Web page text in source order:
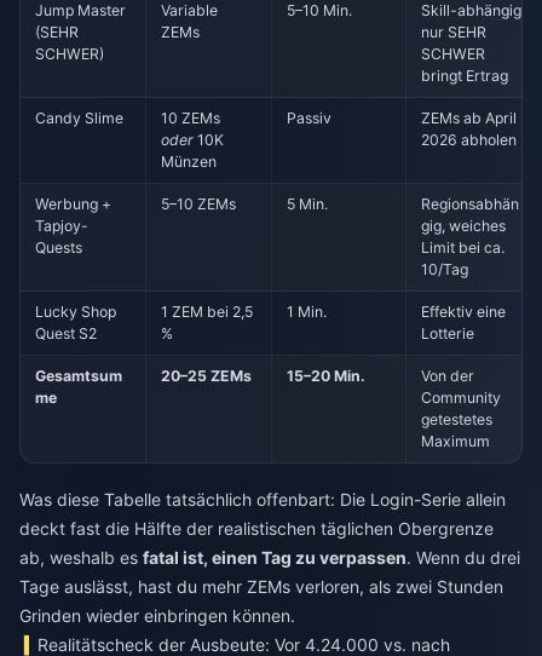
Jump Master
(SEHR
SCHWER)
Variable
ZEMs
5–10 Min.
Skill-abhängig;
nur SEHR
SCHWER
bringt Ertrag
Candy Slime
10 ZEMs
oder 10K
Münzen
Passiv
ZEMs ab April
2026 abholen
Werbung +
Tapjoy-
Quests
5–10 ZEMs 5 Min.
Regionsabhän
gig, weiches
Limit bei ca.
10/Tag
Lucky Shop
Quest S2
1 ZEM bei 2,5
%
1 Min.
Effektiv eine
Lotterie
Gesamtsum
me
20–25 ZEMs 15–20 Min.
Von der
Community
getestetes
Maximum
Was diese Tabelle tatsächlich offenbart: Die Login-Serie allein
deckt fast die Hälfte der realistischen täglichen Obergrenze
ab, weshalb es fatal ist, einen Tag zu verpassen. Wenn du drei
Tage auslässt, hast du mehr ZEMs verloren, als zwei Stunden
Grinden wieder einbringen können.
Realitätscheck der Ausbeute: Vor 4.24.000 vs. nach